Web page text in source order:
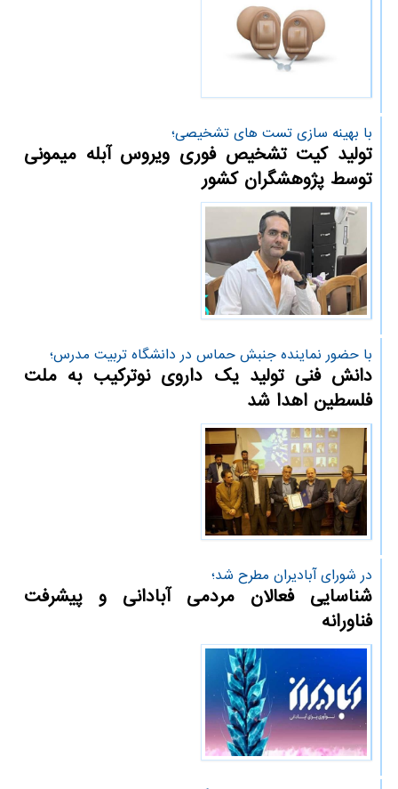
با بهینه سازی تست های تشخیصی؛
تولید کیت تشخیص فوری ویروس آبله میمونی
توسط پژوهشگران کشور
با حضور نماینده جنبش حماس در دانشگاه تربیت مدرس؛
دانش فنی تولید یک داروی نوترکیب به ملت
فلسطین اهدا شد
در شورای آبادیران مطرح شد؛
شناسایی فعالان مردمی آبادانی و پیشرفت
فناورانه